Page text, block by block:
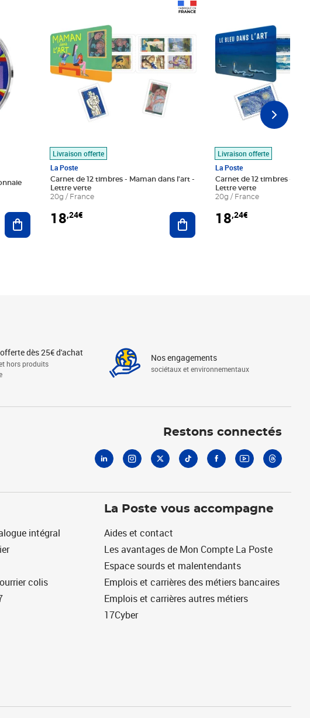
Ajouter au panier
Livraison offerte
La Poste
Carnet de 12 timbres - Maman dans l'art -
Lettre verte
20g / France
18,24€ Ajouter au panier
Livraison offerte
La Poste
Carnet de 12 timbres - Le
Lettre verte
20g / France
18,24€
dès 25€ d'achat
hors produits
Nos engagements
sociétaux et environnementaux
Restons connectés
intégral
colis
La Poste vous accompagne
Aides et contact
Les avantages de Mon Compte La Poste
Espace sourds et malentendants
Emplois et carrières des métiers bancaires
Emplois et carrières autres métiers
17Cyber